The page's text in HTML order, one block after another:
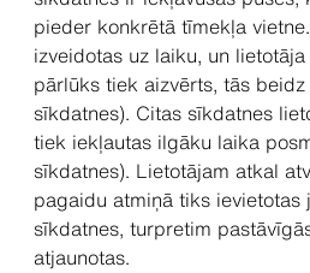
pieder konkrētā tīmekļa
izveidotas uz laiku, un
pārlūks tiek aizvērts, tās
sīkdatnes). Citas sīkdatnes
tiek iekļautas ilgāku laika
sīkdatnes). Lietotājam atkal
pagaidu atmiņā tiks ievietotas
sīkdatnes, turpretim
atjaunotas.